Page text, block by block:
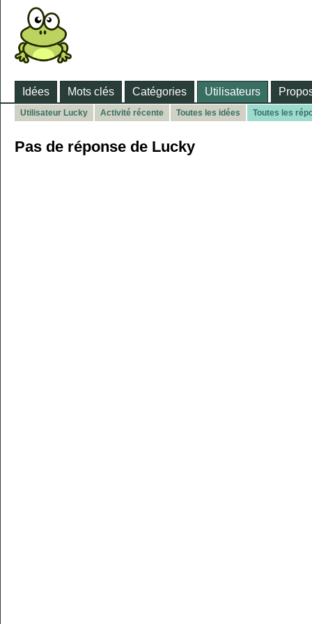
Idées Mots clés Catégories Utilisateurs
Utilisateur Lucky Activité récente Toutes les idées Toutes les
Pas de réponse de Lucky